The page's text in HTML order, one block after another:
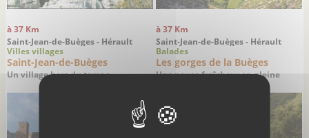
à 37 Km
Saint-Jean-de-Buèges - Hérault
Villes villages
Saint-Jean-de-Buèges
Un village hors du temps
à 37 Km
Saint-Jean-de-Buèges - Hérault
Balades
Les gorges de la Buèges
Une pause fraîcheur en pleine